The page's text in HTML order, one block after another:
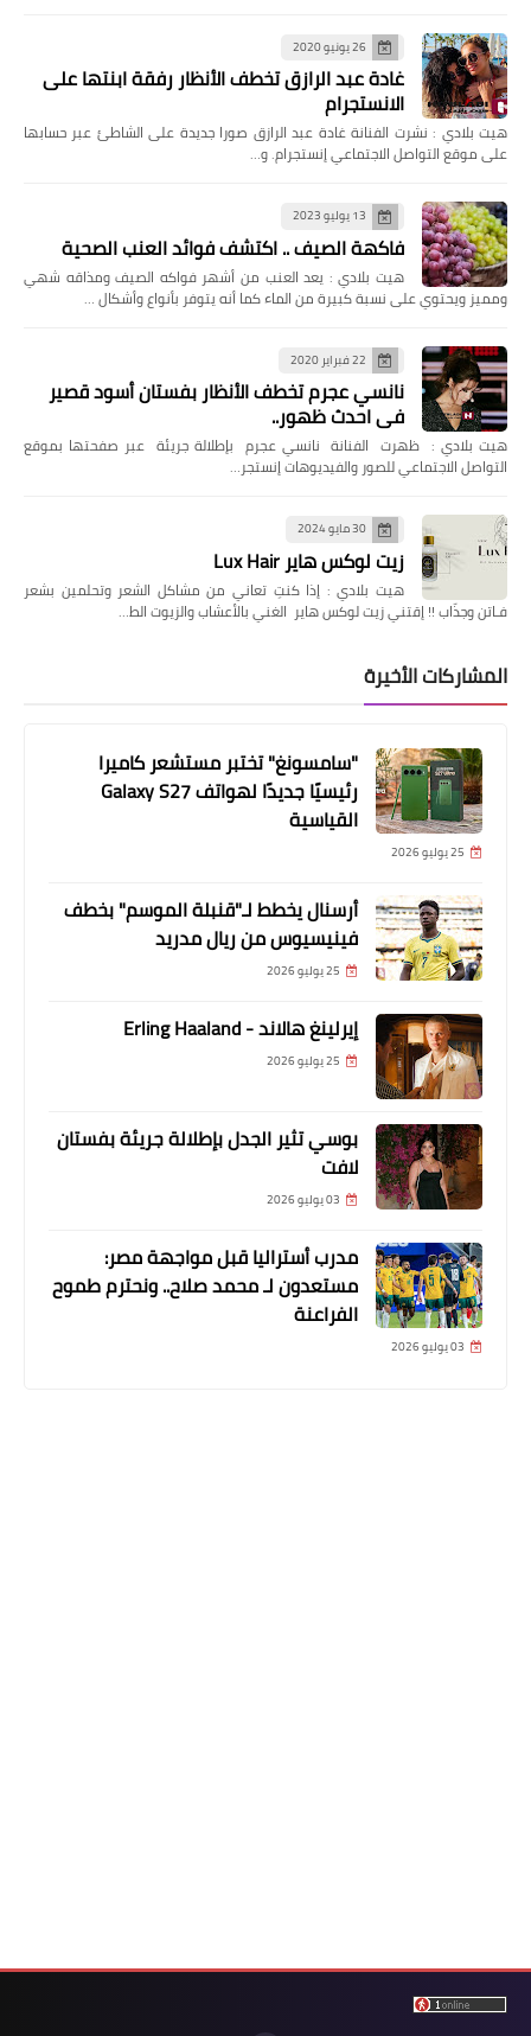
26 يونيو 2020
غادة عبد الرازق تخطف الأنظار رفقة ابنتها على
الانستجرام
هيت بلادي : نشرت الفنانة غادة عبد الرازق صورا جديدة على الشاطئ عبر حسابها
على موقع التواصل الاجتماعي إنستجرام. و…
13 يوليو 2023
فاكهة الصيف .. اكتشف فوائد العنب الصحية
هيت بلادي : يعد العنب من أشهر فواكه الصيف ومذاقه شهي
ومميز ويحتوي على نسبة كبيرة من الماء كما أنه يتوفر بأنواع وأشكال …
22 فبراير 2020
نانسي عجرم تخطف الأنظار بفستان أسود قصير
في احدث ظهور..
هيت بلادي : ظهرت الفنانة نانسي عجرم بإطلالة جريئة عبر صفحتها بموقع
التواصل الاجتماعي للصور والفيديوهات إنستجر…
30 مايو 2024
زيت لوكس هاير Lux Hair
هيت بلادي : إذا كنتِ تعاني من مشاكل الشعر وتحلمين بشعر
فـاتن وجذّاب !! إقتني زيت لوكس هاير الغني بالأعشاب والزيوت الط…
المشاركات الأخيرة
"سامسونغ" تختبر مستشعر كاميرا
رئيسيًا جديدًا لهواتف Galaxy S27
القياسية
25 يوليو 2026
أرسنال يخطط لـ"قنبلة الموسم" بخطف
فينيسيوس من ريال مدريد
25 يوليو 2026
إيرلينغ هالاند - Erling Haaland
25 يوليو 2026
بوسي تثير الجدل بإطلالة جريئة بفستان
لافت
03 يوليو 2026
مدرب أستراليا قبل مواجهة مصر:
مستعدون لـ محمد صلاح.. ونحترم طموح
الفراعنة
03 يوليو 2026